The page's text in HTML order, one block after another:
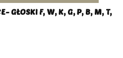
GŁOSKI F, W, K, G, P, B, M, T,